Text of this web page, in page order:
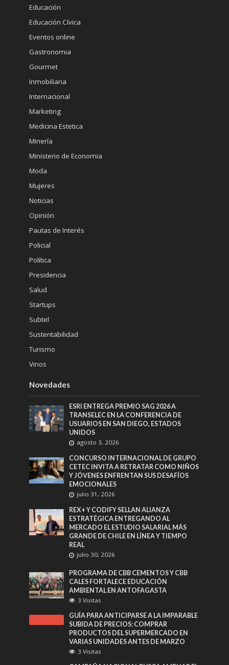
Educación
Educación Cívica
Eventos online
Gastronomia
Gourmet
Inmobiliaria
Internacional
Marketing
Medicina Estetica
Minería
Ministerio de Economia
Moda
Mujeres
Noticias
Opinión
Pautas de Interés
Policial
Política
Presidencia
Salud
Startups
Subtel
Sustentabilidad
Turismo
Vinos
Novedades
ESRI ENTREGA PREMIO SAG 2026 A
TRANSELEC EN LA CONFERENCIA DE
USUARIOS EN SAN DIEGO, ESTADOS
UNIDOS
agosto 3, 2026
CONCURSO INTERNACIONAL DE GRUPO
CETEC INVITA A RETRATAR COMO NIÑOS
Y JÓVENES ENFRENTAN SUS DESAFÍOS
EMOCIONALES
julio 31, 2026
REX+ Y CODIFY SELLAN ALIANZA
ESTRATÉGICA ENTREGANDO AL
MERCADO EL ESTUDIO SALARIAL MÁS
GRANDE DE CHILE EN LÍNEA Y TIEMPO
REAL
julio 30, 2026
PROGRAMA DE CBB CEMENTOS Y CBB
CALES FORTALECE EDUCACIÓN
AMBIENTAL EN ANTOFAGASTA
3 Visitas
GUÍA PARA ANTICIPARSE A LA IMPARABLE
SUBIDA DE PRECIOS: COMPRAR
PRODUCTOS DEL SUPERMERCADO EN
VARIAS UNIDADES ANTES DE MARZO
3 Visitas